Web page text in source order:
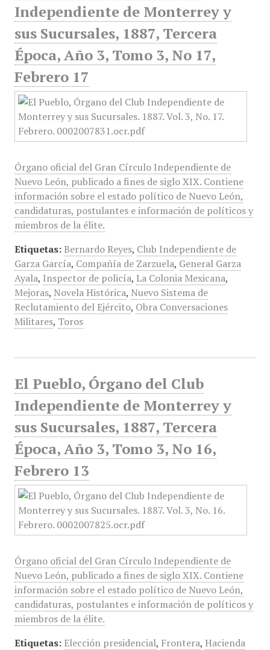
Independiente de Monterrey y
sus Sucursales, 1887, Tercera
Época, Año 3, Tomo 3, No 17,
Febrero 17
Órgano oficial del Gran Círculo Independiente de
Nuevo León, publicado a fines de siglo XIX. Contiene
información sobre el estado político de Nuevo León,
candidaturas, postulantes e información de políticos y
miembros de la élite.
Etiquetas: Bernardo Reyes, Club Independiente de
Garza García, Compañía de Zarzuela, General Garza
Ayala, Inspector de policía, La Colonia Mexicana,
Mejoras, Novela Histórica, Nuevo Sistema de
Reclutamiento del Ejército, Obra Conversaciones
Militares, Toros
El Pueblo, Órgano del Club
Independiente de Monterrey y
sus Sucursales, 1887, Tercera
Época, Año 3, Tomo 3, No 16,
Febrero 13
Órgano oficial del Gran Círculo Independiente de
Nuevo León, publicado a fines de siglo XIX. Contiene
información sobre el estado político de Nuevo León,
candidaturas, postulantes e información de políticos y
miembros de la élite.
Etiquetas: Elección presidencial, Frontera, Hacienda